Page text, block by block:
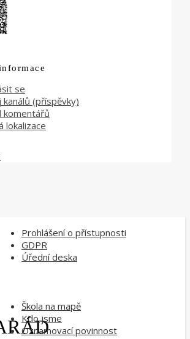
se
kanálů (příspěvky)
komentářů
lokalizace
Prohlášení o přístupnosti
GDPR
Úřední deska
Škola na mapě
Kdo jsme
Oznamovací povinnost